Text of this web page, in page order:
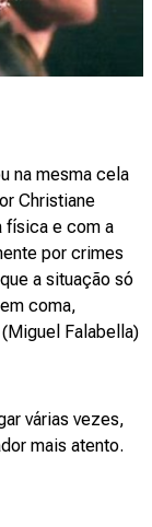
na mesma cela
Christiane
física e com a
por crimes
a situação só
coma,
Falabella)
várias vezes,
mais atento.